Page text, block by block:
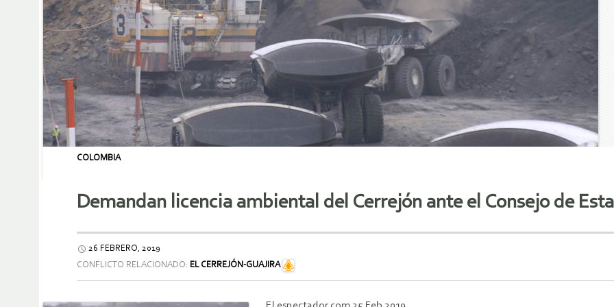
COLOMBIA
Demandan licencia ambiental del Cerrejón ante el Consejo de
26 FEBRERO, 2019
CONFLICTO RELACIONADO: EL CERREJÓN-GUAJIRA